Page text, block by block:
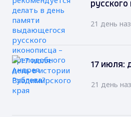
21 день
17 июля:
21 день